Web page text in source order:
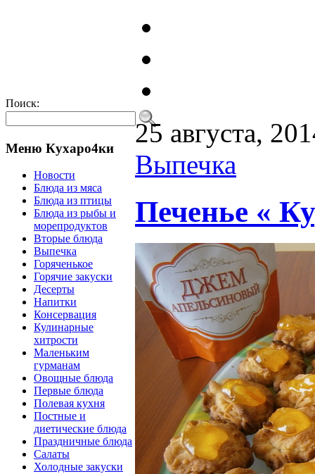
Поиск:
Меню Кухаро4ки
Новости
Блюда из мяса
Блюда из птицы
Блюда из рыбы и
морепродуктов
Вторые блюда
Выпечка
Горяченькое
Горячие закуски
Десерты
Напитки
Консервация
Кулинарные
хитрости
Маленьким
гурманам
Овощные блюда
Первые блюда
Полевая кухня
Постные и
диетические блюда
Праздничные блюда
Салаты
Холодные закуски
25 августа,
Выпечка
Печенье «